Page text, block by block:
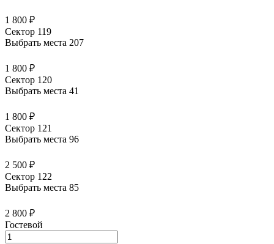
1 800 ₽
Сектор 119
Выбрать места 207
1 800 ₽
Сектор 120
Выбрать места 41
1 800 ₽
Сектор 121
Выбрать места 96
2 500 ₽
Сектор 122
Выбрать места 85
2 800 ₽
Гостевой